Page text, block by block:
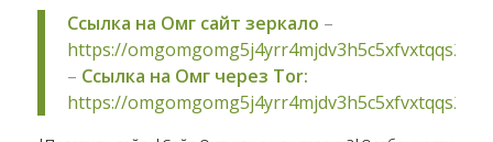
Ссылка на Омг сайт зеркало –
https://
– Ссылка на Омг через Tor:
https://